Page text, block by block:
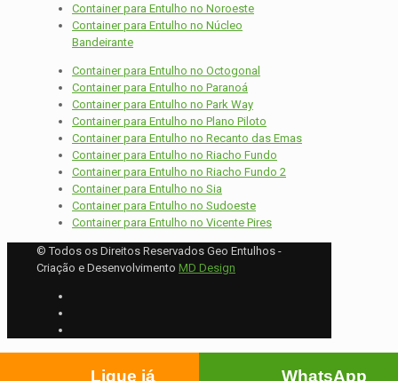
Container para Entulho no Noroeste
Container para Entulho no Núcleo
Bandeirante
Container para Entulho no Octogonal
Container para Entulho no Paranoá
Container para Entulho no Park Way
Container para Entulho no Plano Piloto
Container para Entulho no Recanto das Emas
Container para Entulho no Riacho Fundo
Container para Entulho no Riacho Fundo 2
Container para Entulho no Sia
Container para Entulho no Sudoeste
Container para Entulho no Vicente Pires
© Todos os Direitos Reservados Geo Entulhos -
Criação e Desenvolvimento MD Design
Ligue já WhatsApp